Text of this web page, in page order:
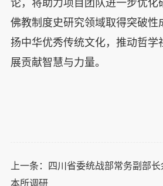
论，将助力项目团队进一步优化
佛教制度史研究领域取得突破性
扬中华优秀传统文化，推动哲学
展贡献智慧与力量。
上一条：
四川省委统战部常务副部
本所调研